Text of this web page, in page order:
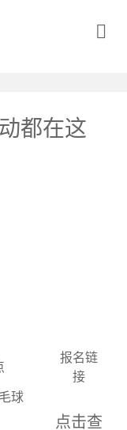
都在这
报名链
接
球
点击查